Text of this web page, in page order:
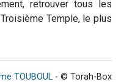
retrouver tous les
Temple, le plus
TOUBOUL - © Torah-Box